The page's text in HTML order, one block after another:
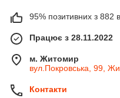
95% позитивних з 882
Працює з 28.11.2022
м. Житомир
вул.Покровська, 99,
Контакти